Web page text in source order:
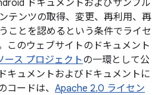
ドキュメントおよびサンプル
テンツの取得、変更、再利用、再
ことを認めるという条件でライセ
このウェブサイトのドキュメント
ース プロジェクトの一環として公
キュメントおよびドキュメントに
コードは、 Apache 2.0 ライセン